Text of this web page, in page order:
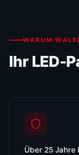
WARUM
Ihr LED-
Über 25 Jahre